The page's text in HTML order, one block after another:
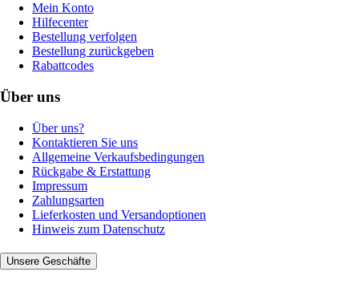
Mein Konto
Hilfecenter
Bestellung verfolgen
Bestellung zurückgeben
Rabattcodes
Über uns
Über uns?
Kontaktieren Sie uns
Allgemeine Verkaufsbedingungen
Rückgabe & Erstattung
Impressum
Zahlungsarten
Lieferkosten und Versandoptionen
Hinweis zum Datenschutz
Unsere Geschäfte